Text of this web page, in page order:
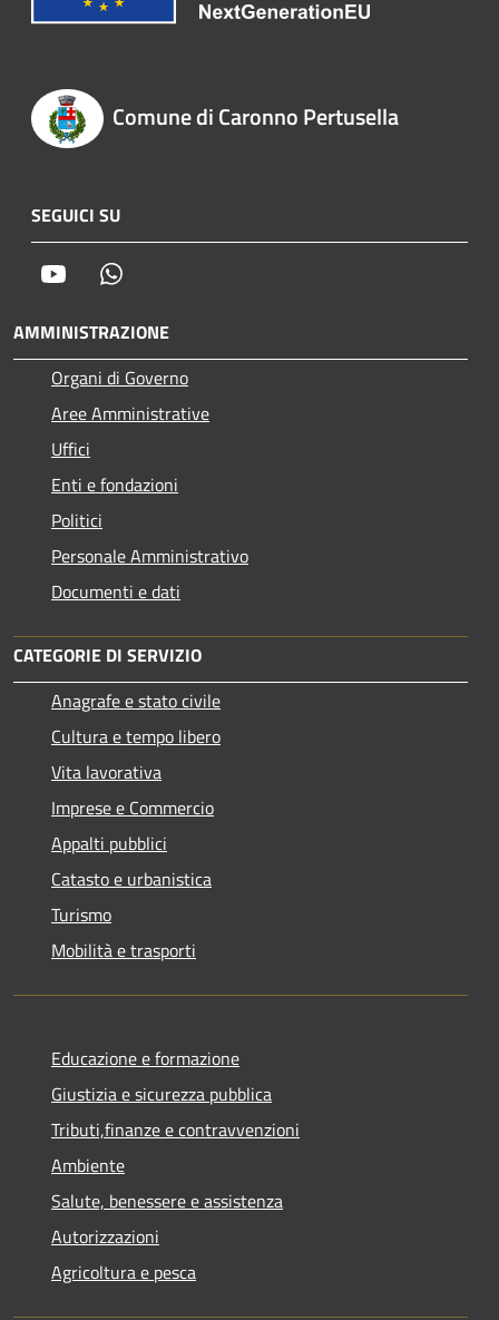
Comune di Caronno Pertusella
SEGUICI SU
Youtube
AMMINISTRAZIONE
Organi di Governo
Aree Amministrative
Uffici
Enti e fondazioni
Politici
Personale Amministrativo
Documenti e dati
CATEGORIE DI SERVIZIO
Anagrafe e stato civile
Cultura e tempo libero
Vita lavorativa
Imprese e Commercio
Appalti pubblici
Catasto e urbanistica
Turismo
Mobilità e trasporti
Educazione e formazione
Giustizia e sicurezza pubblica
Tributi,finanze e contravvenzioni
Ambiente
Salute, benessere e assistenza
Autorizzazioni
Agricoltura e pesca